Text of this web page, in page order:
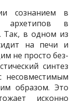
сознанием в
архе­типов в
Так, в одном из
на печи и
не просто без­
синтез
несовместимым
образом. Это
исконно